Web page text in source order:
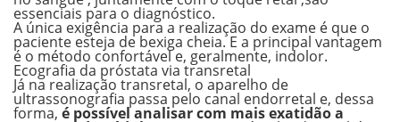
essenciais para o diagnóstico.
A única exigência para a realização do exame é que o
paciente esteja de bexiga cheia.E a principal vantagem
é o método confortável e, geralmente, indolor.
Ecografia da próstata via transretal
Já na realização transretal, o aparelho de
ultrassonografia passa pelo canal endorretal e, dessa
forma, é possível analisar com mais exatidão a